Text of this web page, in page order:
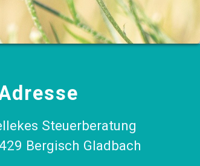
Steuerberatung
Bergisch Gladbach